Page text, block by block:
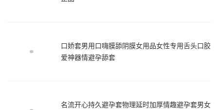
口娇套男用口嗨膜舔阴膜女用品女性专用舌头口胶
爱神器情避孕舔套
名流开心持久避孕套物理延时加厚情趣避孕套男女